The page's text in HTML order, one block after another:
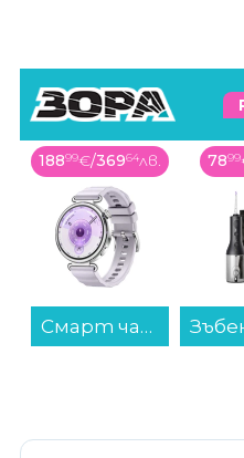
18899€/36964лв.
Смарт часовник Huawei WATCH GT 6 PURPLE 41mm Konsu-B19FC 55020FTM , 1.32...
7899